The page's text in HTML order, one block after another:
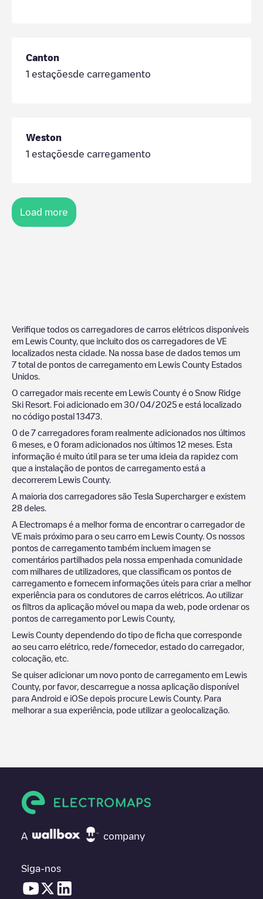
Canton
1 estaçõesde carregamento
Weston
1 estaçõesde carregamento
Load more
Verifique todos os carregadores de carros elétricos disponíveis
em Lewis County, que incluito dos os carregadores de VE
localizados nesta cidade. Na nossa base de dados temos um
7 total de pontos de carregamento em Lewis County Estados
Unidos
O carregador mais recente em Lewis County é o Snow Ridge
Ski Resort . Foi adicionado em 30/04/2025 e está localizado
no código postal 13473
0 de 7 carregadores foram realmente adicionados nos últimos
6 meses, e 0 foram adicionados nos últimos 12 meses. Esta
informação é muito útil para se ter uma ideia da rapidez com
que a instalação de pontos de carregamento está a
decorrerem Lewis County.
A maioria dos carregadores são Tesla Superchargere existem
28 deles.
A Electromaps é a melhor forma de encontrar o carregador de
VE mais próximo para o seu carro em Lewis County. Os nossos
pontos de carregamento também incluem imagen se
comentários partilhados pela nossa empenhada comunidade
com milhares de utilizadores, que classificam os pontos de
carregamento e fornecem informações úteis para criar a melhor
experiência para os condutores de carros elétricos. Ao utilizar
os filtros da aplicação móvel ou mapa da web, pode ordenar os
pontos de carregamento por Lewis County,
Lewis County dependendo do tipo de ficha que corresponde
ao seu carro elétrico, rede/fornecedor, estado do carregador,
colocação, etc.
Se quiser adicionar um novo ponto de carregamento em Lewis
County, por favor, descarregue a nossa aplicação disponível
para Android e iOSe depois procure Lewis County. Para
melhorar a sua experiência, pode utilizar a geolocalização.
A company
Siga-nos